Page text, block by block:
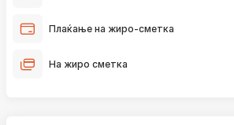
Плаќање на жиро-сметка
На жиро сметка